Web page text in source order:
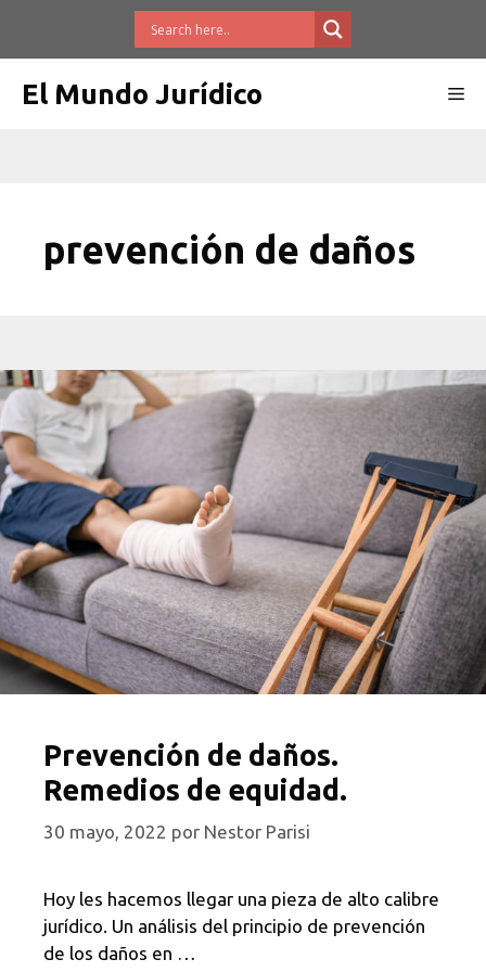
El Mundo Jurídico
prevención de daños
Prevención de daños.
Remedios de equidad.
30 mayo, 2022 por Nestor Parisi
Hoy les hacemos llegar una pieza de alto calibre
jurídico. Un análisis del principio de prevención
de los daños en …